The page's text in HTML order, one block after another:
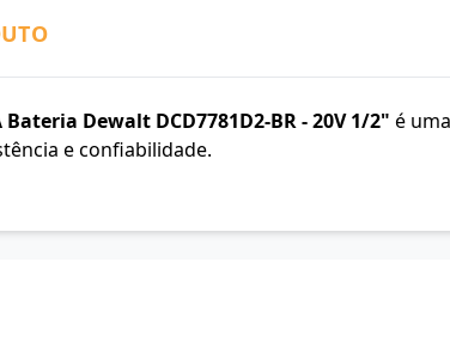
Dewalt DCD7781D2-BR - 20V 1/2" é
e confiabilidade.